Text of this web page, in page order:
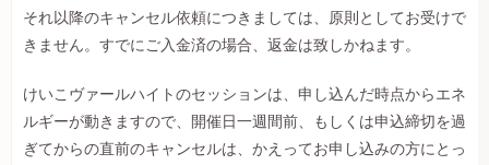
それ以降のキャンセル依頼につきましては、原則としてお受けで
きません。すでにご入金済の場合、返金は致しかねます。
けいこヴァールハイトのセッションは、申し込んだ時点からエネ
ルギーが動きますので、開催日一週間前、もしくは申込締切を過
ぎてからの直前のキャンセルは、かえってお申し込みの方にとっ